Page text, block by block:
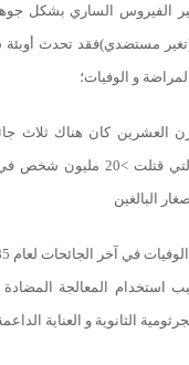
الفيروس الساري بشكل
(تغير مستضدي)فقد تحدث
و الوفيات؛
العشرين كان هناك ثلاث
1918 و التي قتلت >20
البالغين
استخدام المعالجة المضادة
الثانوية و العناية